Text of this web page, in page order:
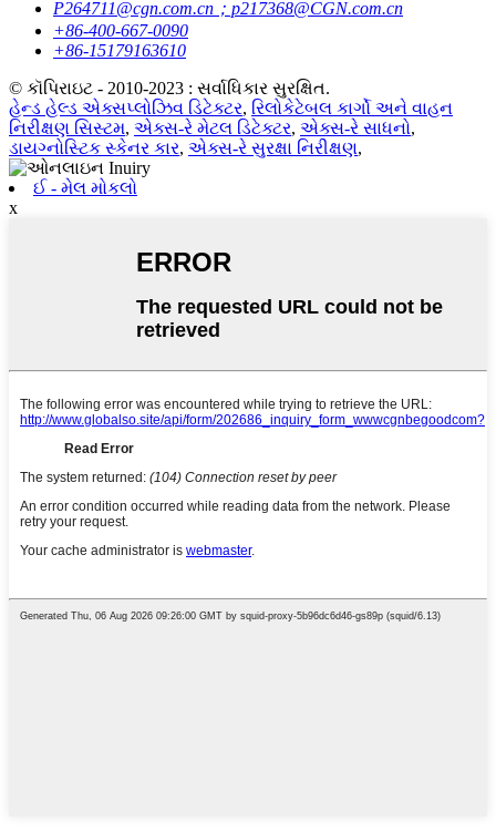
P264711@cgn.com.cn；p217368@CGN.com.cn
+86-400-667-0090
+86-15179163610
© કૉપિરાઇટ - 2010-2023 : સર્વાધિકાર સુરક્ષિત.
હેન્ડ હેલ્ડ એક્સપ્લોઝિવ ડિટેક્ટર, રિલોકેટેબલ કાર્ગો અને વાહન
નિરીક્ષણ સિસ્ટમ, એક્સ-રે મેટલ ડિટેક્ટર, એક્સ-રે સાધનો,
ડાયગ્નોસ્ટિક સ્કેનર કાર, એક્સ-રે સુરક્ષા નિરીક્ષણ,
ઈ - મેલ મોકલો
x